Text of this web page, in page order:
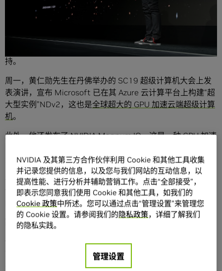
“火星”、“Microsoft”和“海量数据”成为 SC19 大会的焦点。
GPU 加速 ARM 服务器的参考设计
，将 GPU 加速超级计算机
支持扩展到发展迅猛的新平台，此举获得了业内的广泛支
持。
周一，黄仁勋先生在丹佛举办的 SC19 超级计算机大会上发
表演讲，宣布 Microsoft 已在其 Azure 云计算平台上构建“超
大型实例”NDv2，这也是全球超大的 GPU 加速云端超级计算
机。
此外，他还发布了NVIDIA Magnum IO。这是一种 GPU 加速
负载的数据传输瓶颈问题。
在两个小时的演讲中，除发布上述内容之外，黄仁勋先生还
谈到目前业内的最新发展动态，详细描绘了高性能计算的广
阔前景。
高性能计算领域的全方位扩展
作为全球超级计算领域的顶尖盛会，本届 SC19 大会的开幕
式可谓是座无虚席。在开幕式上，黄仁勋先生对现场约 1400
名研究人员和技术人员说道：“高性能计算领域正在同时朝各
NVIDIA 及其第三方合作伙伴利用 Cookie 和其他工具收集
并记录您提供的信息，以及您与我们网站的互动信息，以
提高性能、进行分析并辅助营销工作。点击“全部接受”，
即表示您同意我们使用 Cookie 和其他工具，如我们的
Cookie 政策中所述。您可以通过点击“管理设置”来管理您
的 Cookie 设置。请参阅我们的隐私政策，详细了解我们
的隐私实践。
管理设置